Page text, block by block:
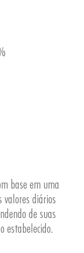
base em uma
valores diários
de suas
estabelecido.